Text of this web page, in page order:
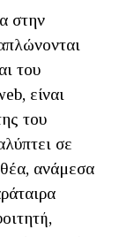
στην
του
είναι
του
σε
ανάμεσα